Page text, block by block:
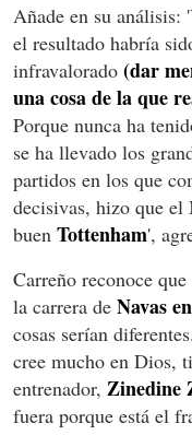
Añade en su análisis:
el resultado habría
infravalorado (dar
una cosa de la que
Porque nunca ha
se ha llevado los
partidos en los que
decisivas, hizo que el
buen Tottenham',
Carreño reconoce que
la carrera de Navas
cosas serían
cree mucho en Dios,
entrenador, Zinedine
fuera porque está el